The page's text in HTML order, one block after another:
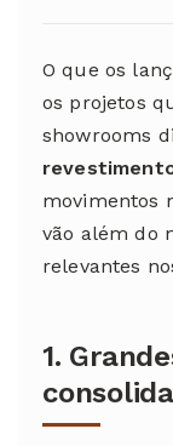
O que os
os projetos
showrooms
movimentos
vão além do
relevantes
1.